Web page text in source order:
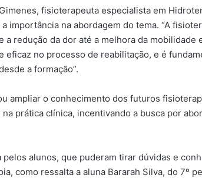
fisioterapeuta especialista em
importância na abordagem do tema. “A
a redução da dor até a melhora da mobilidade
eficaz no processo de reabilitação, e é
a formação”.
ampliar o conhecimento dos futuros
prática clínica, incentivando a busca por
alunos, que puderam tirar dúvidas e
como ressalta a aluna Bararah Silva, do 7º